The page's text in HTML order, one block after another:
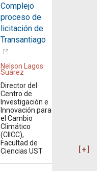
Complejo
proceso de
licitación de
Transantiago
Nelson Lagos
Suárez
Director del
Centro de
Investigación e
Innovación para
el Cambio
Climático
(CIICC),
Facultad de
Ciencias UST